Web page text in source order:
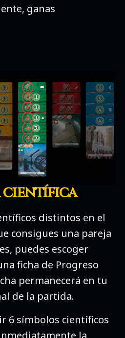
ganas
científica
distintos en el
consigues una pareja
puedes escoger
ficha de Progreso
permanecerá en tu
de la partida.
6 símbolos científicos
la